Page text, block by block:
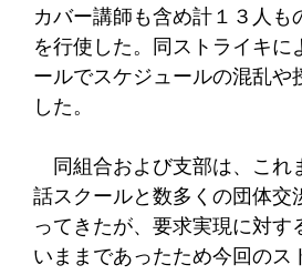
カバー講師も含め計１３人も
を行使した。同ストライキに
ールでスケジュールの混乱や
した。
同組合および支部は、これ
話スクールと数多くの団体交
ってきたが、要求実現に対す
いままであったため今回のス